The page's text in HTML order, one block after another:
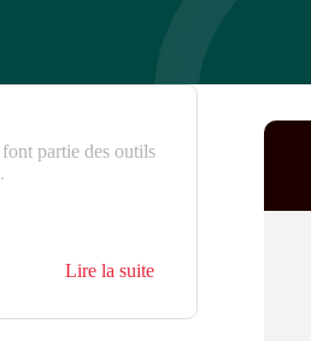
partie des outils
Lire la suite